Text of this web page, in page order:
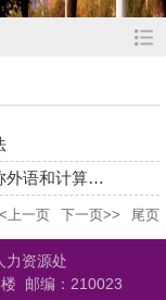
省人力资源和社会保障厅关于调整我省职称外语和计算机应用能力政...
上一页 下一页>> 尾页
力资源处
邮编：210023